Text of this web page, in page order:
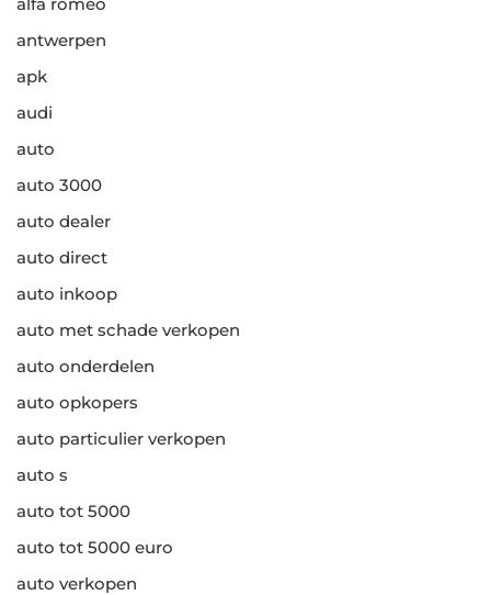
antwerpen
apk
audi
auto
auto 3000
auto dealer
auto direct
auto inkoop
auto met schade verkopen
auto onderdelen
auto opkopers
auto particulier verkopen
auto s
auto tot 5000
auto tot 5000 euro
auto verkopen